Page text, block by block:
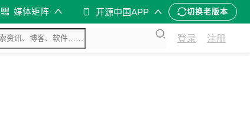
媒体矩阵 开源中国APP 切换老版本
登录 注册